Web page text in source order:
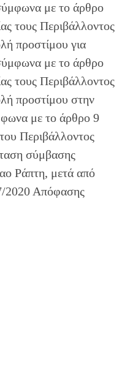
με το άρθρο
τους Περιβάλλοντος
προστίμου για
με το άρθρο
τους Περιβάλλοντος
προστίμου στην
με το άρθρο 9
Περιβάλλοντος
σύμβασης
Ράπτη, μετά από
2020 Απόφασης